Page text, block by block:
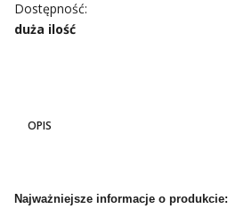
Dostępność:
duża ilość
OPIS
Najważniejsze informacje o produkcie: